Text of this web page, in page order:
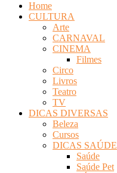
Home
CULTURA
Arte
CARNAVAL
CINEMA
Filmes
Circo
Livros
Teatro
TV
DICAS DIVERSAS
Beleza
Cursos
DICAS SAÚDE
Saúde
Saúde Pet